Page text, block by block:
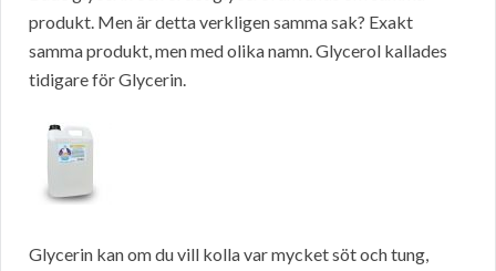
produkt. Men är detta verkligen samma sak? Exakt
samma produkt, men med olika namn. Glycerol kallades
tidigare för Glycerin.
Glycerin kan om du vill kolla var mycket söt och tung,